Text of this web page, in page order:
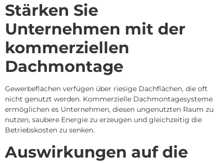
Stärken Sie
Unternehmen mit der
kommerziellen
Dachmontage
Gewerbeflächen verfügen über riesige Dachflächen, die oft
nicht genutzt werden. Kommerzielle Dachmontagesysteme
ermöglichen es Unternehmen, diesen ungenutzten Raum zu
nutzen, saubere Energie zu erzeugen und gleichzeitig die
Betriebskosten zu senken.
Auswirkungen auf die